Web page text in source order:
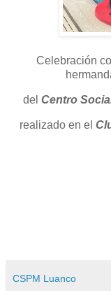
Celebración
del Centro
realizado en el
CSPM Luanco